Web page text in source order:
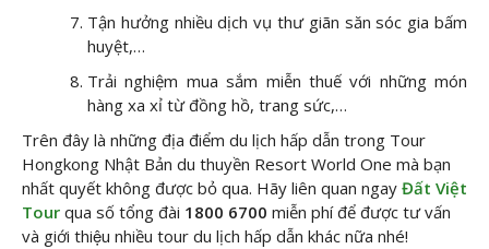
Tận hưởng nhiều dịch vụ thư giãn săn sóc gia bấm
huyệt,…
Trải nghiệm mua sắm miễn thuế với những món
hàng xa xỉ từ đồng hồ, trang sức,…
Trên đây là những địa điểm du lịch hấp dẫn trong Tour
Hongkong Nhật Bản du thuyền Resort World One mà bạn
nhất quyết không được bỏ qua. Hãy liên quan ngay Đất Việt
Tour qua số tổng đài 1800 6700 miễn phí để được tư vấn
và giới thiệu nhiều tour du lịch hấp dẫn khác nữa nhé!